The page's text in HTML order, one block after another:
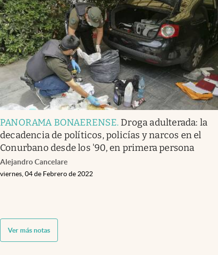
PANORAMA BONAERENSE. Droga adulterada: la
decadencia de políticos, policías y narcos en el
Conurbano desde los '90, en primera persona
Alejandro Cancelare
viernes, 04 de Febrero de 2022
Ver más notas